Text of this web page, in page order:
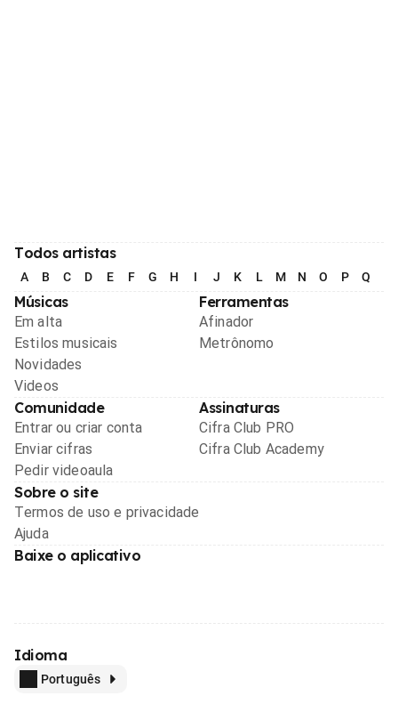
Todos artistas
A B C D E F G H I J K L M N O P Q
Músicas
Em alta
Estilos musicais
Novidades
Videos
Ferramentas
Afinador
Metrônomo
Comunidade
Entrar ou criar conta
Enviar cifras
Pedir videoaula
Assinaturas
Cifra Club PRO
Cifra Club Academy
Sobre o site
Termos de uso e privacidade
Ajuda
Baixe o aplicativo
Idioma
Português